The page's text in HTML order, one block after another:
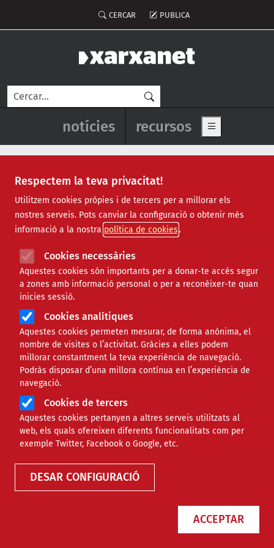
Respectem la teva privacitat!
Utilitzem cookies pròpies i de tercers per a millorar els
nostres serveis. Pots canviar la configuració o obtenir més
informació a la nostra política de cookies
Cookies necessàries
Aquestes cookies són importants per a donar-te accés segur
a zones amb informació personal o per a reconèixer-te quan
inicies sessió.
Cookies analítiques
Aquestes cookies permeten mesurar, de forma anònima, el
nombre de visites o l’activitat. Gràcies a elles podem
millorar constantment la teva experiència de navegació.
Podràs disposar d’una millora contínua en l’experiència de
navegació.
Cookies de tercers
Aquestes cookies pertanyen a altres serveis utilitzats al
web, els quals ofereixen diferents funcionalitats com per
exemple Twitter, Facebook o Google, etc.
DESAR CONFIGURACIÓ
ACCEPTAR
Menú del compte d'usuari
CERCAR PUBLICA
Cerca
Navegació principal de
notícies recursos Show main
Formacions superiors per al curs
FORMACIONS SUPERIORS PER AL CURS
VINENT
Formacions superiors sobre
Notícies destacades
Recursos destacats principals
Recursos destacats